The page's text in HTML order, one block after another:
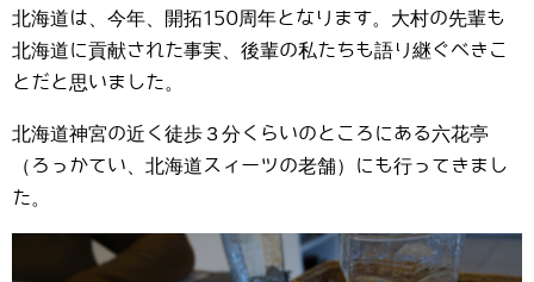
北海道は、今年、開拓150周年となります。大村の先輩も
北海道に貢献された事実、後輩の私たちも語り継ぐべきこ
とだと思いました。
北海道神宮の近く徒歩３分くらいのところにある六花亭
（ろっかてい、北海道スィーツの老舗）にも行ってきまし
た。